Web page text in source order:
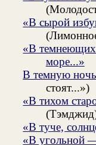
«В сырой
«В темнеющих
море...»
В темную ночь
стоят...»)
«В тихом
«В туче,
«В угольной